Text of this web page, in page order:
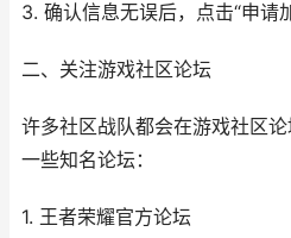
3. 确认信息无误后，点击“申请加
二、关注游戏社区论坛
许多社区战队都会在游戏社区
一些知名论坛：
1. 王者荣耀官方论坛